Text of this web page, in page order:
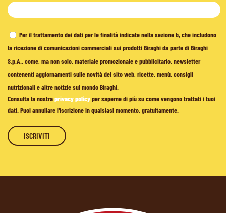
Per il trattamento dei dati per le finalità indicate nella sezione b, che includono
la ricezione di comunicazioni commerciali sui prodotti Biraghi da parte di Biraghi
S.p.A., come, ma non solo, materiale promozionale e pubblicitario, newsletter
contenenti aggiornamenti sulle novità del sito web, ricette, menù, consigli
nutrizionali e altre notizie sul mondo Biraghi.
Consulta la nostraprivacy policyper saperne di più su come vengono trattati i tuoi
dati. Puoi annullare l'iscrizione in qualsiasi momento, gratuitamente.